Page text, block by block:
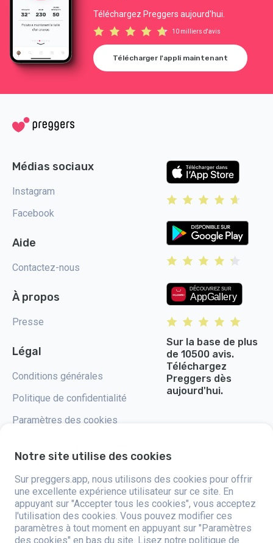
Téléchargez Preggers aujourd'hui.
10 milliers d'avis
Télécharger l'appli maintenant
Médias sociaux
Instagram
Facebook
Aide
Contactez-nous
À propos
Presse
Légal
Conditions générales
Politique de confidentialité
Paramètres des cookies
Sur la base de plus
de 10500 avis.
Téléchargez
Preggers dès
aujourd'hui.
Preggers, lancé par le studio d'applications suédois Stroller AB en 2017, a
pour mission de simplifier la parentalité pour les futurs et jeunes parents
du monde entier. Grâce à une équipe diversifiée et des partenariats avec
des experts, ils ont développé des applications intuitives utilisées par
plus de deux millions de personnes. Preggers propose une expérience 3D
unique, offrant des mises à jour, des conseils et des outils personnalisés
Notre site utilise des cookies
Sur preggers.app, nous utilisons des cookies pour offrir
une excellente expérience utilisateur sur ce site. En
appuyant sur "Accepter tous les cookies", vous acceptez
l'utilisation des cookies. Vous pouvez modifier ces
paramètres à tout moment en appuyant sur "Paramètres
des cookies" en bas du site. Lisez notre politique de